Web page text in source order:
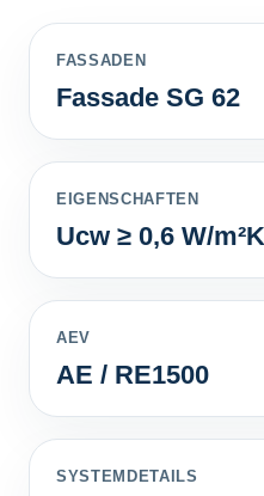
FASSADEN
Fassade SG 62
EIGENSCHAFTEN
Ucw ≥ 0,6 W/m²K
AEV
AE / RE1500
SYSTEMDETAILS